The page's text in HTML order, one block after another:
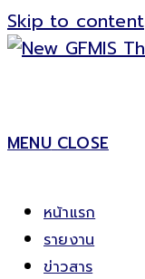
Skip to content
MENU CLOSE
หน้าแรก
รายงาน
ข่าวสาร